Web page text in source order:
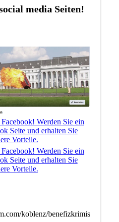
media Seiten!
Werden Sie ein
Seite und erhalten Sie
Vorteile.
Werden Sie ein
Seite und erhalten Sie
Vorteile.
koblenz/benefizkrimis